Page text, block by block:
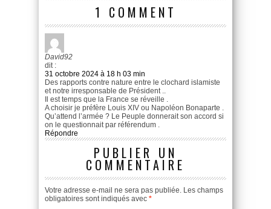
1 COMMENT
David92
dit :
31 octobre 2024 à 18 h 03 min
Des rapports contre nature entre le clochard islamiste
et notre irresponsable de Président ..
Il est temps que la France se réveille .
A choisir je préfère Louis XIV ou Napoléon Bonaparte .
Qu’attend l’armée ? Le Peuple donnerait son accord si
on le questionnait par référendum .
Répondre
PUBLIER UN
COMMENTAIRE
Votre adresse e-mail ne sera pas publiée. Les champs
obligatoires sont indiqués avec *